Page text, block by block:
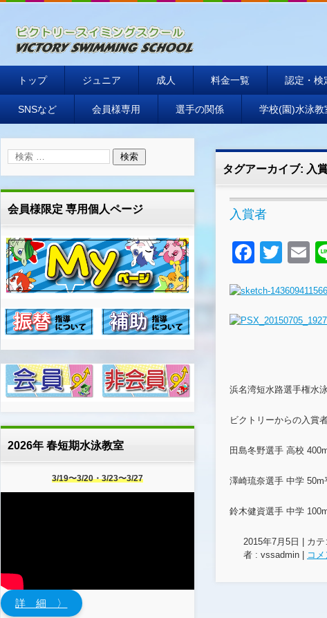
ビクトリースイミングスクール
トップ ジュニア 成人 料金一覧 認定・検
SNSなど 会員様専用 選手の関係 学校(園)水泳教
タグアーカイブ: 入
入賞者
F
c
e
o
T
tt
er
E
浜名湾短水路選手権水
ビクトリーからの入賞
田島冬野選手 高校
澤崎琉奈選手 中学 50m
鈴木健資選手 中学
2015年7月5日 カ
者 : vssadmin
コ
会員様限定 専用個人ページ
2026年 春短期水泳教室
3/19〜3/20・3/23〜3/27
詳 細 〉